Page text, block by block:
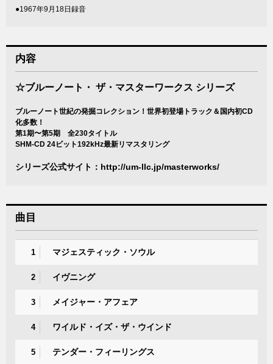
●1967年9月18日録音
内容
☆ブルーノート・ ザ・マスターワークス シリーズ
ブルーノート世紀の発掘コレクション！世界初登場トラック＆国内初CD
化多数！
第1期〜第5期 全230タイトル
SHM-CD 24ビット192kHz最新リマスタリング
シリーズ公式サイト： http://um-llc.jp/masterworks/
曲目
1 マジェスティック・ソウル
2 イヴニング
3 メイジャー・アフェア
4 ワイルド・イズ・ザ・ウインド
5 テンダー・フィーリングス